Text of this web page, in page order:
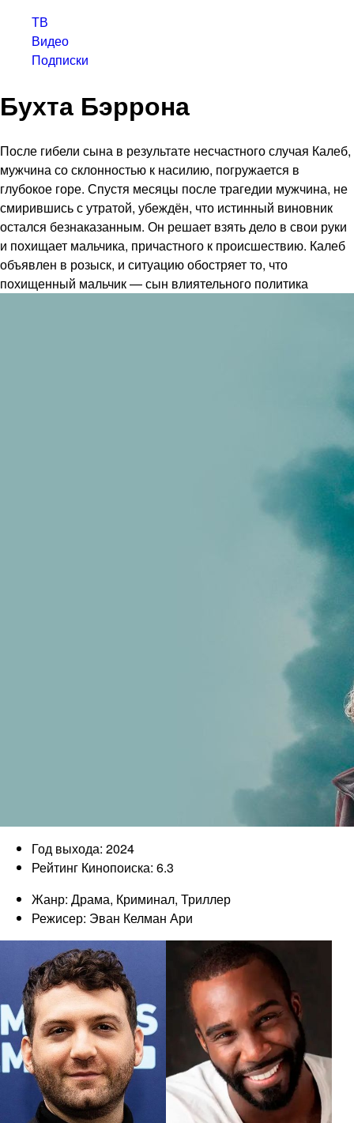
ТВ
Видео
Подписки
Бухта Бэррона
После гибели сына в результате несчастного случая Калеб,
мужчина со склонностью к насилию, погружается в
глубокое горе. Спустя месяцы после трагедии мужчина, не
смирившись с утратой, убеждён, что истинный виновник
остался безнаказанным. Он решает взять дело в свои руки
и похищает мальчика, причастного к происшествию. Калеб
объявлен в розыск, и ситуацию обостряет то, что
похищенный мальчик — сын влиятельного политика
Год выхода: 2024
Рейтинг Кинопоиска: 6.3
Жанр: Драма, Криминал, Триллер
Режисер: Эван Келман Ари